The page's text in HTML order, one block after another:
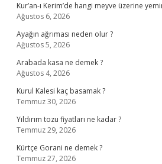
Kur’an-ı Kerim’de hangi meyve üzerine
Ağustos 6, 2026
Ayağın ağrıması neden olur ?
Ağustos 5, 2026
Arabada kasa ne demek ?
Ağustos 4, 2026
Kurul Kalesi kaç basamak ?
Temmuz 30, 2026
Yıldırım tozu fiyatları ne kadar ?
Temmuz 29, 2026
Kürtçe Gorani ne demek ?
Temmuz 27, 2026